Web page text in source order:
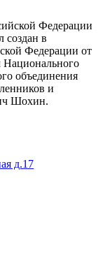
Федерации
создан в
Федерации от
Национального
объединения
и
Шохин.
д.17